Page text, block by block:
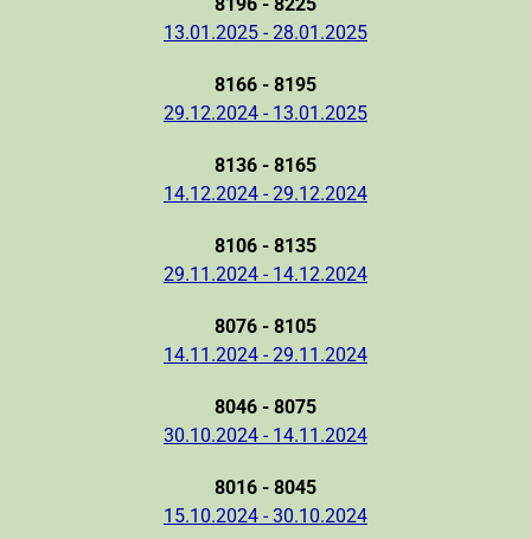
13.01.2025 - 28.01.2025
8166 - 8195
29.12.2024 - 13.01.2025
8136 - 8165
14.12.2024 - 29.12.2024
8106 - 8135
29.11.2024 - 14.12.2024
8076 - 8105
14.11.2024 - 29.11.2024
8046 - 8075
30.10.2024 - 14.11.2024
8016 - 8045
15.10.2024 - 30.10.2024